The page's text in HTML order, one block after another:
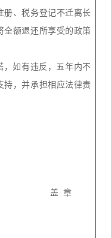
册、税务登记不迁离长
全额退还所享受的政策
，如有违反，五年内不
持，并承担相应法律责
：
盖 章